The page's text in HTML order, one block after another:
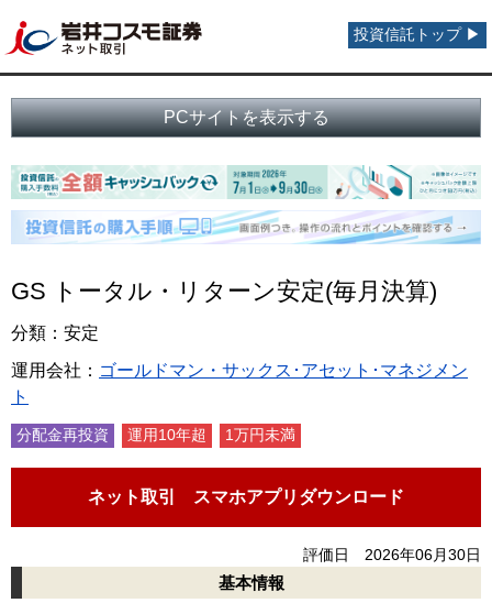
投資信託トップ ▶
PCサイトを表示する
GS トータル・リターン安定(毎月決算)
分類：安定
運用会社： ゴールドマン・サックス･アセット･マネジメン
ト
分配金再投資 運用10年超 1万円未満
ネット取引 スマホアプリダウンロード
評価日 2026年06月30日
基本情報